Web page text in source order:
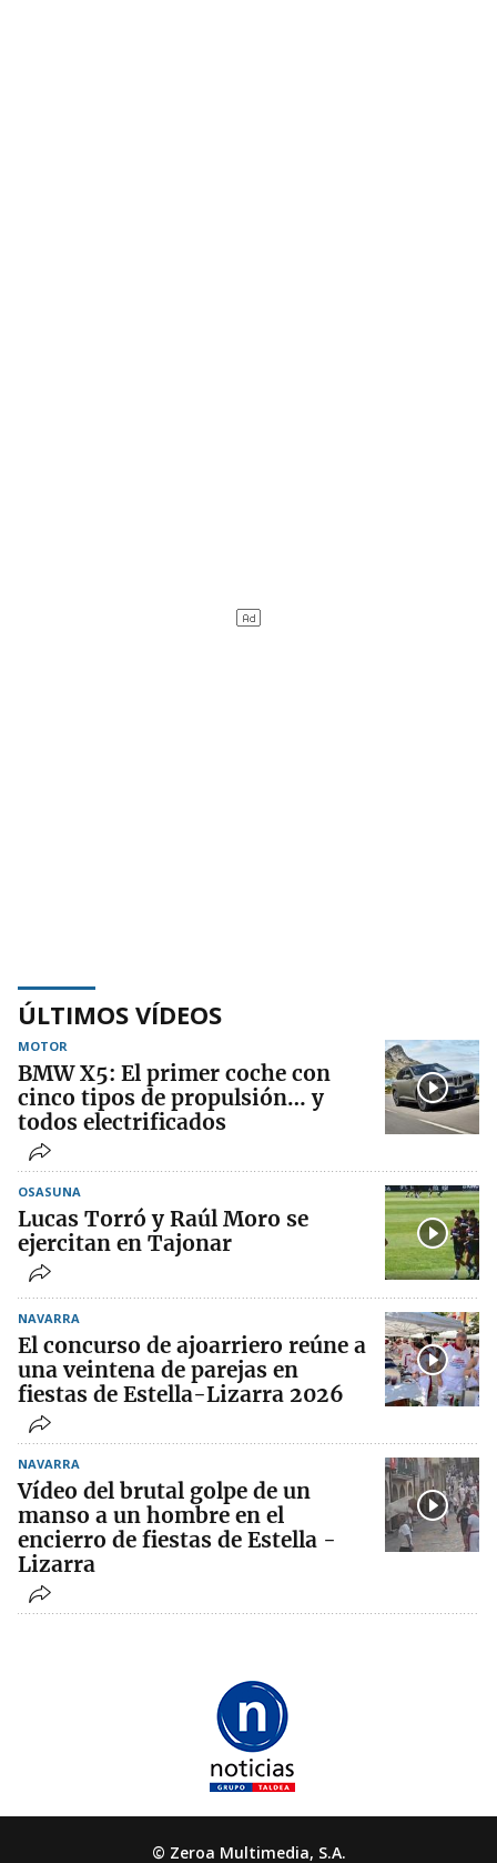
ÚLTIMOS VÍDEOS
MOTOR
BMW X5: El primer coche con
cinco tipos de propulsión… y
todos electrificados
OSASUNA
Lucas Torró y Raúl Moro se
ejercitan en Tajonar
NAVARRA
El concurso de ajoarriero reúne a
una veintena de parejas en
fiestas de Estella-Lizarra 2026
NAVARRA
Vídeo del brutal golpe de un
manso a un hombre en el
encierro de fiestas de Estella -
Lizarra
© Zeroa Multimedia, S.A.